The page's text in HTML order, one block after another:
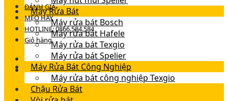
ĐÁNH GIÁ
MẸO HAY
HOTLINE: 0866.584.584
Giỏ hàng
Máy Rửa Bát
Máy rửa bát Bosch
Máy rửa bát Hafele
Máy rửa bát Texgio
Máy rửa bát Spelier
Máy Rửa Bát Công Nghiệp
Máy rửa bát công nghiệp Texgio
Chậu Rửa Bát